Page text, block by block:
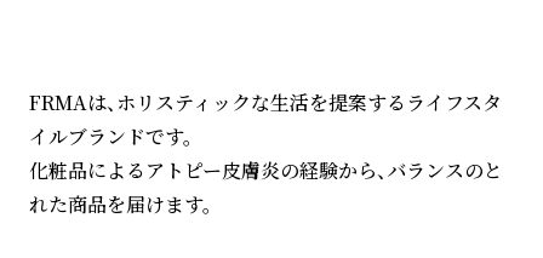
FRMAは、ホリスティックな生活を提案するライフスタ
イルブランドです。
化粧品によるアトピー皮膚炎の経験から、バランスのと
れた商品を届けます。